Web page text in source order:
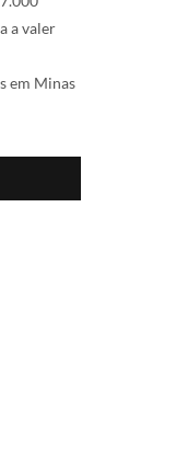
a valer
em Minas